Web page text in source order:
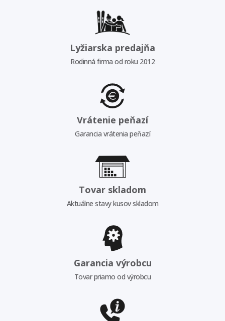
Lyžiarska predajňa
Rodinná firma od roku 2012
Vrátenie peňazí
Garancia vrátenia peňazí
Tovar skladom
Aktuálne stavy kusov skladom
Garancia výrobcu
Tovar priamo od výrobcu